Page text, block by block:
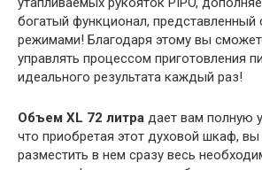
богатый функционал, представленный
режимами! Благодаря этому вы
управлять процессом приготовления
идеального результата каждый раз!
Объем XL 72 литра дает вам полную
что приобретая этот духовой шкаф,
разместить в нем сразу весь